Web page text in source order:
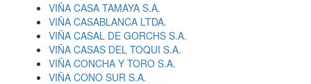
VIÑA CASA TAMAYA S.A.
VIÑA CASABLANCA LTDA.
VIÑA CASAL DE GORCHS S.A.
VIÑA CASAS DEL TOQUI S.A.
VIÑA CONCHA Y TORO S.A.
VIÑA CONO SUR S.A.